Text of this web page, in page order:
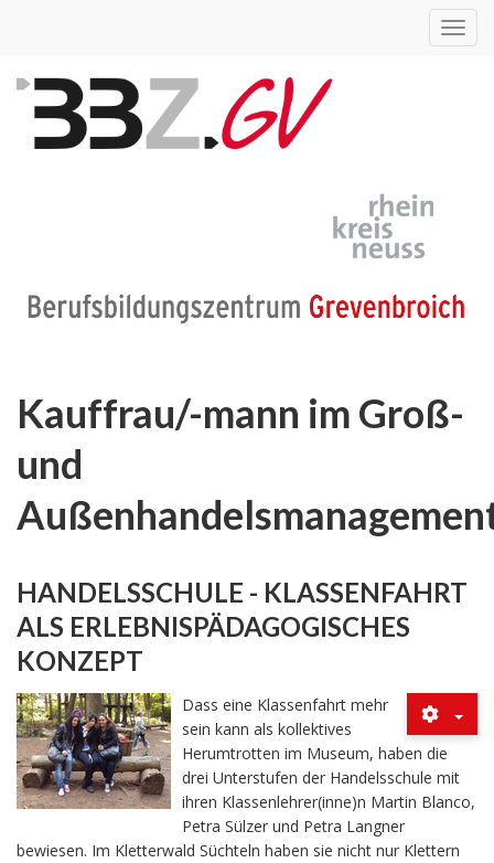
Kauffrau/-mann im Groß-
und
HANDELSSCHULE - KLASSENFAHRT
ALS ERLEBNISPÄDAGOGISCHES
KONZEPT
Dass eine Klassenfahrt mehr
sein kann als kollektives
Herumtrotten im Museum, haben die
drei Unterstufen der Handelsschule mit
ihren Klassenlehrer(inne)n Martin Blanco,
Petra Sülzer und Petra Langner
bewiesen. Im Kletterwald Süchteln haben sie nicht nur Klettern